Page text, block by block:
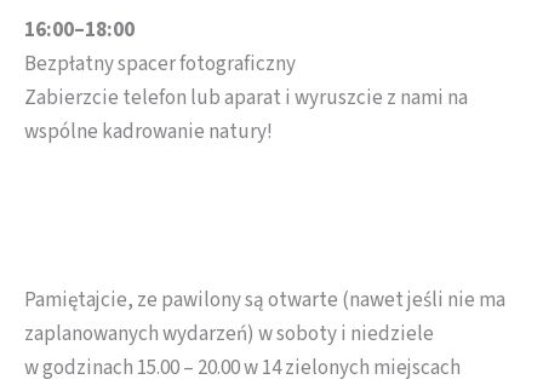
16:00–18:00
Bezpłatny spacer fotograficzny
Zabierzcie telefon lub aparat i wyruszcie z nami na
wspólne kadrowanie natury!
Pamiętajcie, ze pawilony są otwarte (nawet jeśli nie ma
zaplanowanych wydarzeń) w soboty i niedziele
w godzinach 15.00 – 20.00 w 14 zielonych miejscach